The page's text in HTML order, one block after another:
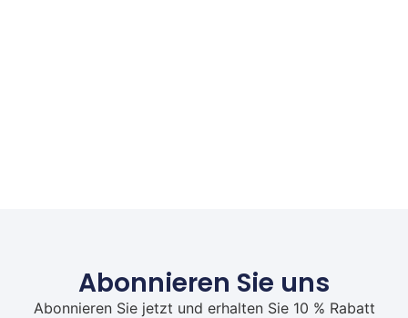
Abonnieren Sie uns
Abonnieren Sie jetzt und erhalten Sie 10 % Rabatt